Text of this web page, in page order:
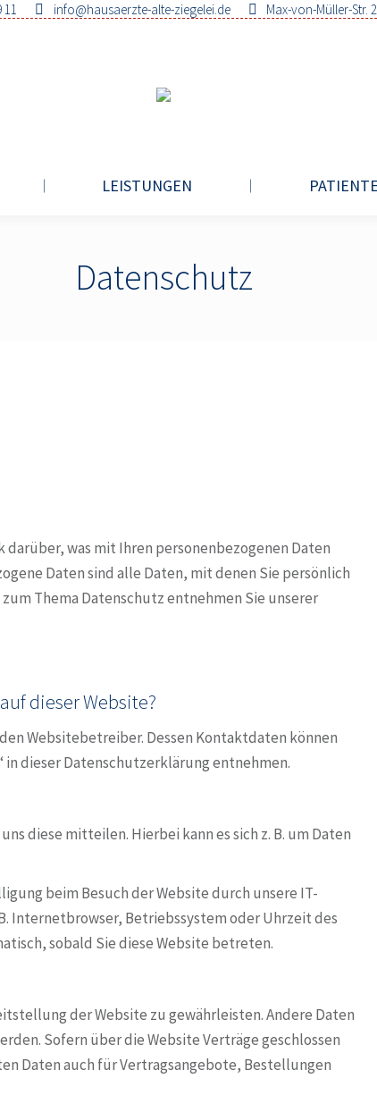
11 info@hausaerzte-alte-ziegelei.de Max-von-Müller-Str.
LEISTUNGEN
Datenschutz
was mit Ihren personenbezogenen Daten
Daten sind alle Daten, mit denen Sie persönlich
Thema Datenschutz entnehmen Sie unserer
dieser Website?
Websitebetreiber. Dessen Kontaktdaten können
dieser Datenschutzerklärung entnehmen.
diese mitteilen. Hierbei kann es sich z. B. um Daten
beim Besuch der Website durch unsere IT-
Internetbrowser, Betriebssystem oder Uhrzeit des
sobald Sie diese Website betreten.
der Website zu gewährleisten. Andere Daten
Sofern über die Website Verträge geschlossen
Daten auch für Vertragsangebote, Bestellungen